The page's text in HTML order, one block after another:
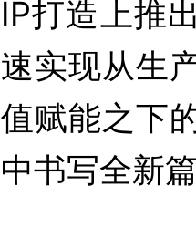
IP打造上推
速实现从生
值赋能之下
中书写全新篇